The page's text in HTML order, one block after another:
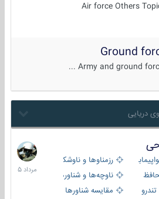
Air force Others
Ground
Army and ground
و بالگرد بررزمناوها و ناوشکن‌ها
ناوچه‌ها و شناورهای گشتی
مقایسه شناورها
2
مرداد
1405